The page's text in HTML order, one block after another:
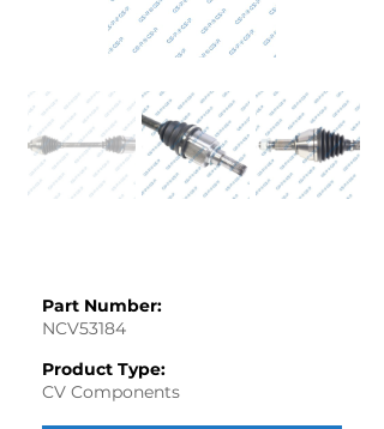
Part Number:
NCV53184
Product Type:
CV Components